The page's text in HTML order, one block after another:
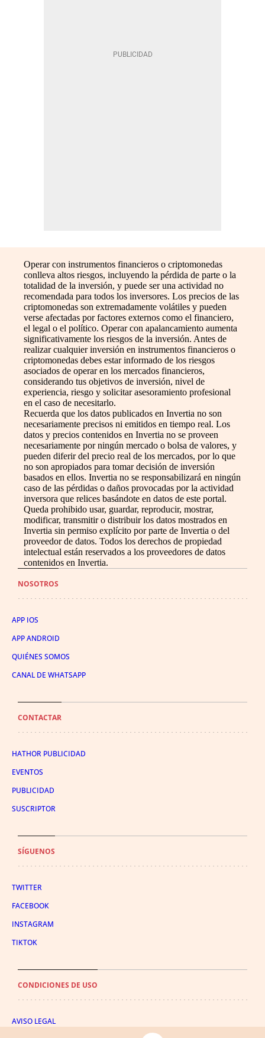
Operar con instrumentos financieros o criptomonedas
conlleva altos riesgos, incluyendo la pérdida de parte o la
totalidad de la inversión, y puede ser una actividad no
recomendada para todos los inversores. Los precios de las
criptomonedas son extremadamente volátiles y pueden
verse afectadas por factores externos como el financiero,
el legal o el político. Operar con apalancamiento aumenta
significativamente los riesgos de la inversión. Antes de
realizar cualquier inversión en instrumentos financieros o
criptomonedas debes estar informado de los riesgos
asociados de operar en los mercados financieros,
considerando tus objetivos de inversión, nivel de
experiencia, riesgo y solicitar asesoramiento profesional
en el caso de necesitarlo.
Recuerda que los datos publicados en Invertia no son
necesariamente precisos ni emitidos en tiempo real. Los
datos y precios contenidos en Invertia no se proveen
necesariamente por ningún mercado o bolsa de valores, y
pueden diferir del precio real de los mercados, por lo que
no son apropiados para tomar decisión de inversión
basados en ellos. Invertia no se responsabilizará en ningún
caso de las pérdidas o daños provocadas por la actividad
inversora que relices basándote en datos de este portal.
Queda prohibido usar, guardar, reproducir, mostrar,
modificar, transmitir o distribuir los datos mostrados en
Invertia sin permiso explícito por parte de Invertia o del
proveedor de datos. Todos los derechos de propiedad
intelectual están reservados a los proveedores de datos
contenidos en Invertia.
NOSOTROS
APP IOS
APP ANDROID
QUIÉNES SOMOS
CANAL DE WHATSAPP
CONTACTAR
HATHOR PUBLICIDAD
EVENTOS
PUBLICIDAD
SUSCRIPTOR
SÍGUENOS
TWITTER
FACEBOOK
INSTAGRAM
TIKTOK
CONDICIONES DE USO
AVISO LEGAL